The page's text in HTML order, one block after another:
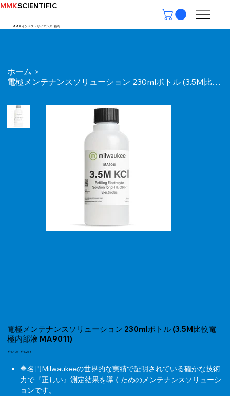
MMKSCIENTIFIC
ＭＭＫインベストサイエンス | ​福岡
ホーム >
電極メンテナンスソリューション 230mlボトル (3.5M比較電極内部液 MA9011)
電極メンテナンスソリューション 230mlボトル (3.5M比較電
極内部液 MA9011)
元
￥4,400
セ
ル
格
￥4,268
🔶名門Milwaukeeの世界的な実績で証明されている確かな技術
力で『正しい』測定結果を導くためのメンテナンスソリューシ
ョンです。